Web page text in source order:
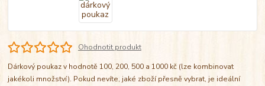
Ohodnotit produkt
Dárkový poukaz v hodnotě 100, 200, 500 a 1000 kč (lze kombinovat
jakékoli množství). Pokud nevíte, jaké zboží přesně vybrat, je ideální